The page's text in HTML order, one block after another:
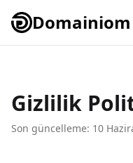
Domainiom
Gizlilik
Son güncelleme: 10